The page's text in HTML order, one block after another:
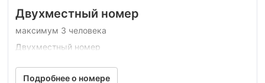
Двухместный номер
максимум 3 человека
Двухместный номер
Подробнее о номере